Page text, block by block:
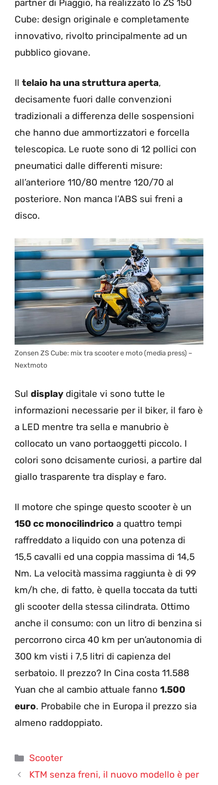
partner di Piaggio, ha realizzato lo ZS 150
Cube: design originale e completamente
innovativo, rivolto principalmente ad un
pubblico giovane.
Il telaio ha una struttura aperta,
decisamente fuori dalle convenzioni
tradizionali a differenza delle sospensioni
che hanno due ammortizzatori e forcella
telescopica. Le ruote sono di 12 pollici con
pneumatici dalle differenti misure:
all’anteriore 110/80 mentre 120/70 al
posteriore. Non manca l’ABS sui freni a
disco.
Zonsen ZS Cube: mix tra scooter e moto (media press) –
Nextmoto
Sul display digitale vi sono tutte le
informazioni necessarie per il biker, il faro è
a LED mentre tra sella e manubrio è
collocato un vano portaoggetti piccolo. I
colori sono dcisamente curiosi, a partire dal
giallo trasparente tra display e faro.
Il motore che spinge questo scooter è un
150 cc monocilindrico a quattro tempi
raffreddato a liquido con una potenza di
15,5 cavalli ed una coppia massima di 14,5
Nm. La velocità massima raggiunta è di 99
km/h che, di fatto, è quella toccata da tutti
gli scooter della stessa cilindrata. Ottimo
anche il consumo: con un litro di benzina si
percorrono circa 40 km per un’autonomia di
300 km visti i 7,5 litri di capienza del
serbatoio. Il prezzo? In Cina costa 11.588
Yuan che al cambio attuale fanno 1.500
euro. Probabile che in Europa il prezzo sia
almeno raddoppiato.
Categorie
Scooter
KTM senza freni, il nuovo modello è per